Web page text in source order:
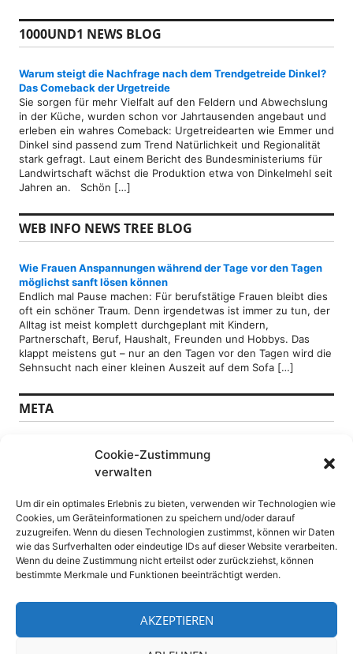
Cookie-Zustimmung
verwalten
Um dir ein optimales Erlebnis zu bieten, verwenden wir Technologien wie
Cookies, um Geräteinformationen zu speichern und/oder darauf
zuzugreifen. Wenn du diesen Technologien zustimmst, können wir Daten
wie das Surfverhalten oder eindeutige IDs auf dieser Website verarbeiten.
Wenn du deine Zustimmung nicht erteilst oder zurückziehst, können
bestimmte Merkmale und Funktionen beeinträchtigt werden.
AKZEPTIEREN
1000UND1 NEWS BLOG
Warum steigt die Nachfrage nach dem Trendgetreide Dinkel?
Das Comeback der Urgetreide
Sie sorgen für mehr Vielfalt auf den Feldern und Abwechslung
in der Küche, wurden schon vor Jahrtausenden angebaut und
erleben ein wahres Comeback: Urgetreidearten wie Emmer und
Dinkel sind passend zum Trend Natürlichkeit und Regionalität
stark gefragt. Laut einem Bericht des Bundesministeriums für
Landwirtschaft wächst die Produktion etwa von Dinkelmehl seit
Jahren an. Schön […]
WEB INFO NEWS TREE BLOG
Wie Frauen Anspannungen während der Tage vor den Tagen
möglichst sanft lösen können
Endlich mal Pause machen: Für berufstätige Frauen bleibt dies
oft ein schöner Traum. Denn irgendetwas ist immer zu tun, der
Alltag ist meist komplett durchgeplant mit Kindern,
Partnerschaft, Beruf, Haushalt, Freunden und Hobbys. Das
klappt meistens gut – nur an den Tagen vor den Tagen wird die
Sehnsucht nach einer kleinen Auszeit auf dem Sofa […]
META
Feed der Einträge
Kommentare-Feed
SEITEN
Datenschutz
Impressum
WebPressNews sitemap